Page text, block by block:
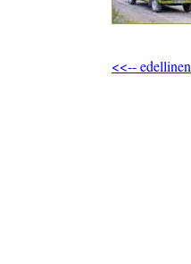
<<-- edellinen